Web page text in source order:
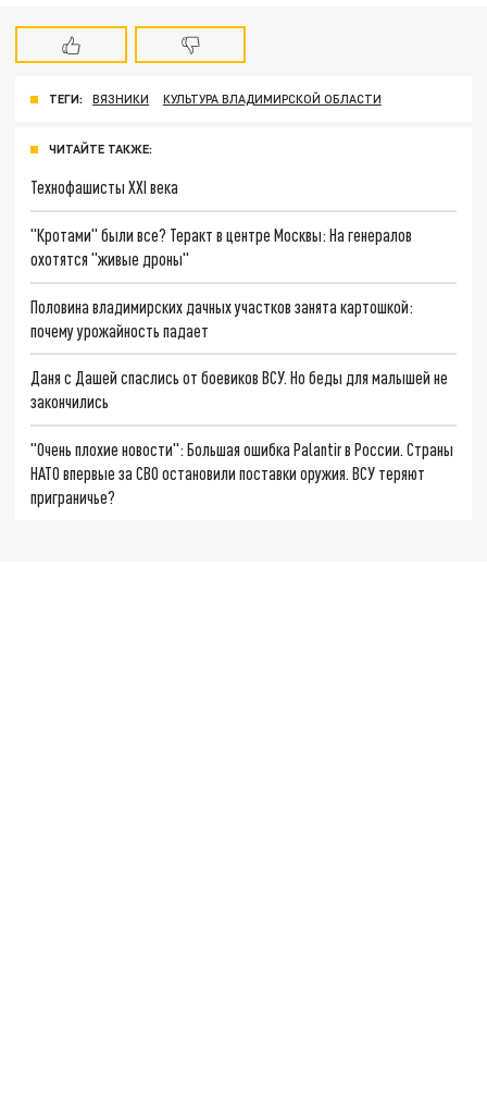
ТЕГИ: ВЯЗНИКИ КУЛЬТУРА ВЛАДИМИРСКОЙ ОБЛАСТИ
ЧИТАЙТЕ ТАКЖЕ:
Технофашисты XXI века
"Кротами" были все? Теракт в центре Москвы: На генералов
охотятся "живые дроны"
Половина владимирских дачных участков занята картошкой:
почему урожайность падает
Даня с Дашей спаслись от боевиков ВСУ. Но беды для малышей не
закончились
"Очень плохие новости": Большая ошибка Palantir в России. Страны
НАТО впервые за СВО остановили поставки оружия. ВСУ теряют
приграничье?